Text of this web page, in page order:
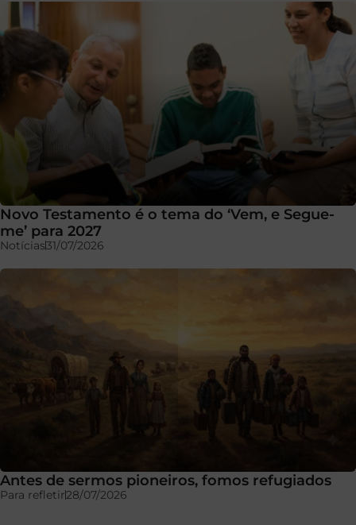
Novo Testamento é o tema do ‘Vem, e Segue-
me’ para 2027
Notícias31/07/2026
Antes de sermos pioneiros, fomos refugiados
Para refletir28/07/2026